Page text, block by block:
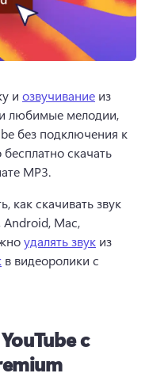
и озвучивание из
без подключения к
скачать
MP3.
как скачивать звук
Android, Mac,
удалять звук из
в видеоролики с
с